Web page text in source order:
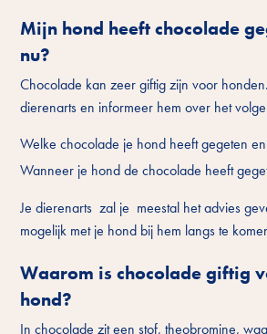
Mijn hond heeft chocolade
nu?
Chocolade kan zeer giftig zijn voor
dierenarts en informeer hem over het
Welke chocolade je hond heeft gegeten
Wanneer je hond de chocolade heeft
Je dierenarts zal je meestal het advies
mogelijk met je hond bij hem langs te
Waarom is chocolade giftig
hond?
In chocolade zit een stof, theobromine,